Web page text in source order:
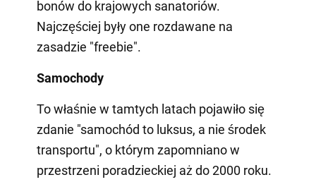
bonów do krajowych sanatoriów.
Najczęściej były one rozdawane na
zasadzie "freebie".
Samochody
To właśnie w tamtych latach pojawiło się
zdanie "samochód to luksus, a nie środek
transportu", o którym zapomniano w
przestrzeni poradzieckiej aż do 2000 roku.